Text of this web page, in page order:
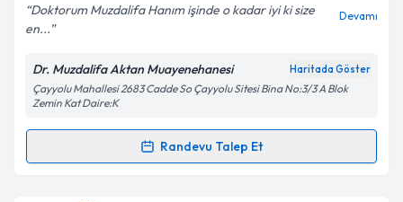
Doktorum Muzdalifa Hanım işinde o kadar iyi ki size
en...
Devamı
Dr. Muzdalifa Aktan Muayenehanesi Haritada Göster
Çayyolu Mahallesi 2683 Cadde So Çayyolu Sitesi Bina No:3/3 A Blok
Zemin Kat Daire:K
Randevu Talep Et
Randevu Takvimi Talebi